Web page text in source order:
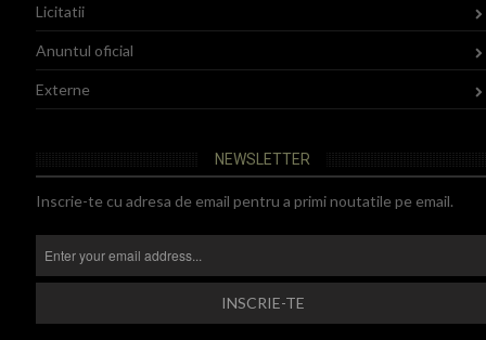
Licitatii
Anuntul oficial
Externe
NEWSLETTER
Inscrie-te cu adresa de email pentru a primi noutatile pe email.